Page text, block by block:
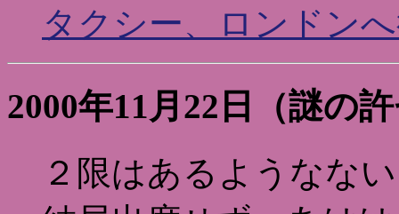
タクシー、ロンドン
2000年11月22日（謎の
２限はあるようなな